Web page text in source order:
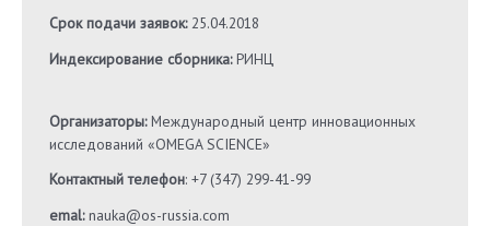
Срок подачи заявок:25.04.2018
Индексирование сборника:РИНЦ
Организаторы:Международный центр инновационных
исследований «OMEGA SCIENCE»
Контактный телефон: +7 (347) 299-41-99
emal:nauka@os-russia.com